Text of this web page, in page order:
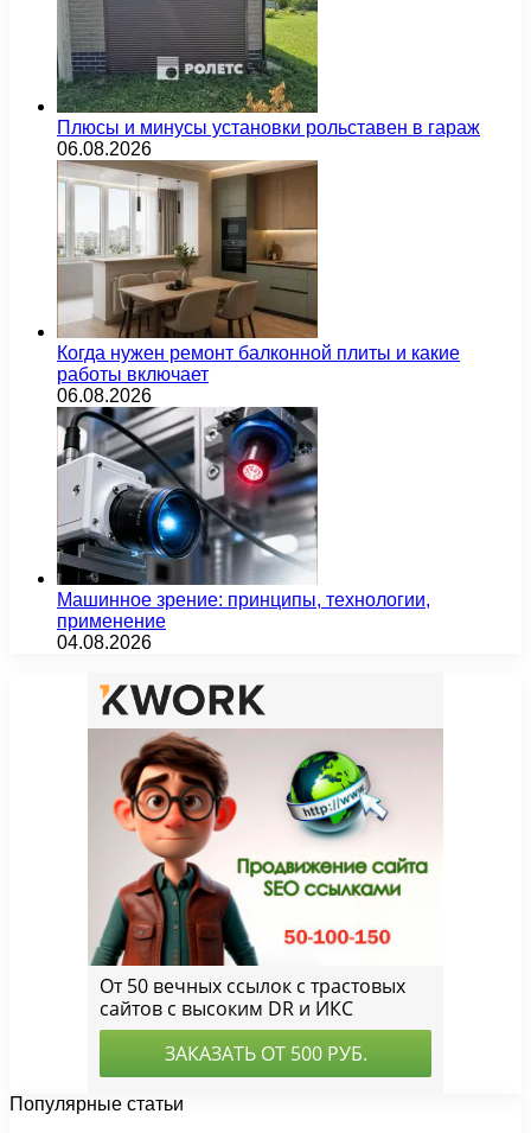
Плюсы и минусы установки рольставен в гараж
06.08.2026
Когда нужен ремонт балконной плиты и какие
работы включает
06.08.2026
Машинное зрение: принципы, технологии,
применение
04.08.2026
Популярные статьи